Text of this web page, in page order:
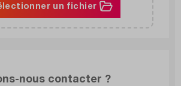
un fichier
nous contacter ?